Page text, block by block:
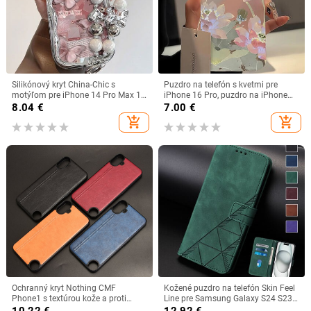
Silikónový kryt China-Chic s
motýľom pre iPhone 14 Pro Max 15
11 12 13 XR 8 7 Plus X XS SE 2020
8.04 €
add_shopping_cart
Puzdro na telefón s kvetmi pre
iPhone 16 Pro, puzdro na iPhone
15 13 11 12 14 Pro Max 13 Mini 16
Plus, priehľadný tenký hodvábny
zadný kryt
7.00 €
add_shopping_cart
Ochranný kryt Nothing CMF
Phone1 s textúrou kože a proti
pádu ochranou
Kožené puzdro na telefón Skin Feel
Line pre Samsung Galaxy S24 S23
S22 S21 S20 Ultra FE S10 E S9 S8